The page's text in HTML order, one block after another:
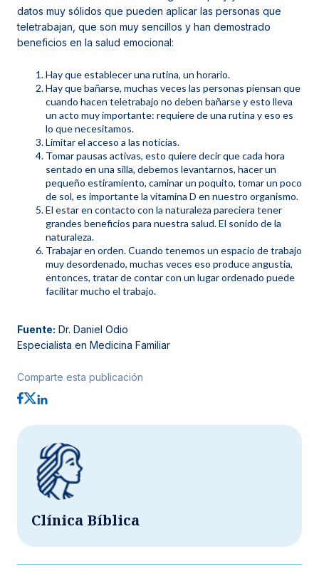
datos muy sólidos que pueden aplicar las personas que
teletrabajan, que son muy sencillos y han demostrado
beneficios en la salud emocional:
Hay que establecer una rutina, un horario.
Hay que bañarse, muchas veces las personas piensan que
cuando hacen teletrabajo no deben bañarse y esto lleva
un acto muy importante: requiere de una rutina y eso es
lo que necesitamos.
Limitar el acceso a las noticias.
Tomar pausas activas, esto quiere decir que cada hora
sentado en una silla, debemos levantarnos, hacer un
pequeño estiramiento, caminar un poquito, tomar un poco
de sol, es importante la vitamina D en nuestro organismo.
El estar en contacto con la naturaleza pareciera tener
grandes beneficios para nuestra salud. El sonido de la
naturaleza.
Trabajar en orden. Cuando tenemos un espacio de trabajo
muy desordenado, muchas veces eso produce angustia,
entonces, tratar de contar con un lugar ordenado puede
facilitar mucho el trabajo.
Fuente: Dr. Daniel Odio
Especialista en Medicina Familiar
Comparte esta publicación
Clínica Bíblica